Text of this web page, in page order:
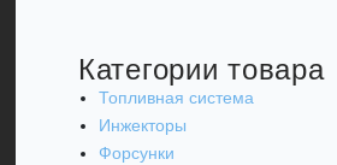
Категории товара
Топливная система
Инжекторы
Форсунки